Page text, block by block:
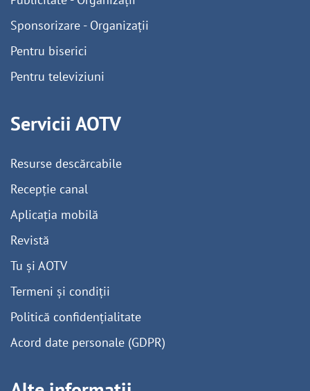
Sponsorizare - Organizații
Pentru biserici
Pentru televiziuni
Servicii AOTV
Resurse descărcabile
Recepție canal
Aplicația mobilă
Revistă
Tu și AOTV
Termeni și condiții
Politică confidențialitate
Acord date personale (GDPR)